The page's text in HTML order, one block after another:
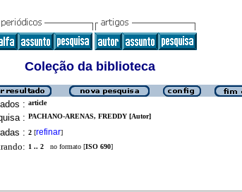
Coleção da biblioteca
: article
: PACHANO-ARENAS, FREDDY [Autor]
: 2 [refinar]
1 .. 2 no formato [ISO 690]